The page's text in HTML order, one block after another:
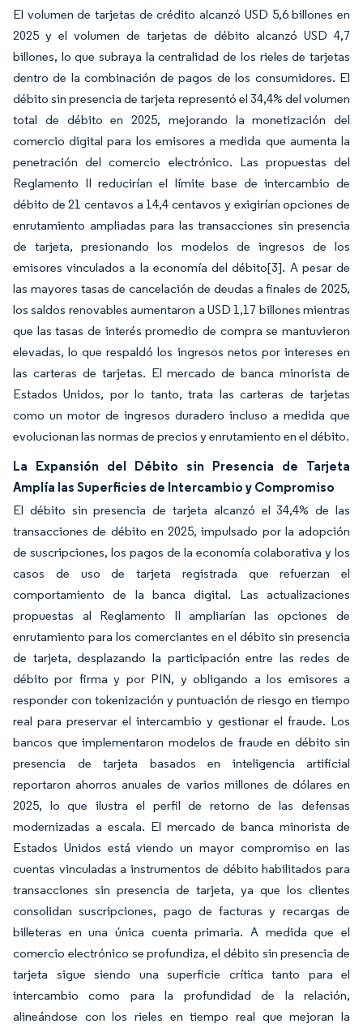
El volumen de tarjetas de crédito alcanzó USD 5,6 billones en
2025 y el volumen de tarjetas de débito alcanzó USD 4,7
billones, lo que subraya la centralidad de los rieles de tarjetas
dentro de la combinación de pagos de los consumidores. El
débito sin presencia de tarjeta representó el 34,4% del volumen
total de débito en 2025, mejorando la monetización del
comercio digital para los emisores a medida que aumenta la
penetración del comercio electrónico. Las propuestas del
Reglamento II reducirían el límite base de intercambio de
débito de 21 centavos a 14,4 centavos y exigirían opciones de
enrutamiento ampliadas para las transacciones sin presencia
de tarjeta, presionando los modelos de ingresos de los
emisores vinculados a la economía del débito[3]. A pesar de
las mayores tasas de cancelación de deudas a finales de 2025,
los saldos renovables aumentaron a USD 1,17 billones mientras
que las tasas de interés promedio de compra se mantuvieron
elevadas, lo que respaldó los ingresos netos por intereses en
las carteras de tarjetas. El mercado de banca minorista de
Estados Unidos, por lo tanto, trata las carteras de tarjetas
como un motor de ingresos duradero incluso a medida que
evolucionan las normas de precios y enrutamiento en el débito.
La Expansión del Débito sin Presencia de Tarjeta
Amplía las Superficies de Intercambio y Compromiso
El débito sin presencia de tarjeta alcanzó el 34,4% de las
transacciones de débito en 2025, impulsado por la adopción
de suscripciones, los pagos de la economía colaborativa y los
casos de uso de tarjeta registrada que refuerzan el
comportamiento de la banca digital. Las actualizaciones
propuestas al Reglamento II ampliarían las opciones de
enrutamiento para los comerciantes en el débito sin presencia
de tarjeta, desplazando la participación entre las redes de
débito por firma y por PIN, y obligando a los emisores a
responder con tokenización y puntuación de riesgo en tiempo
real para preservar el intercambio y gestionar el fraude. Los
bancos que implementaron modelos de fraude en débito sin
presencia de tarjeta basados en inteligencia artificial
reportaron ahorros anuales de varios millones de dólares en
2025, lo que ilustra el perfil de retorno de las defensas
modernizadas a escala. El mercado de banca minorista de
Estados Unidos está viendo un mayor compromiso en las
cuentas vinculadas a instrumentos de débito habilitados para
transacciones sin presencia de tarjeta, ya que los clientes
consolidan suscripciones, pago de facturas y recargas de
billeteras en una única cuenta primaria. A medida que el
comercio electrónico se profundiza, el débito sin presencia de
tarjeta sigue siendo una superficie crítica tanto para el
intercambio como para la profundidad de la relación,
alineándose con los rieles en tiempo real que mejoran la